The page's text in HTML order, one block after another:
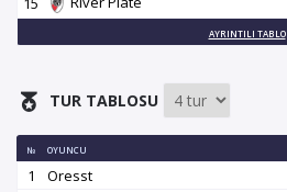
AYRINTILI TABLO
TUR TABLOSU
№ OYUNCU
1 Oresst